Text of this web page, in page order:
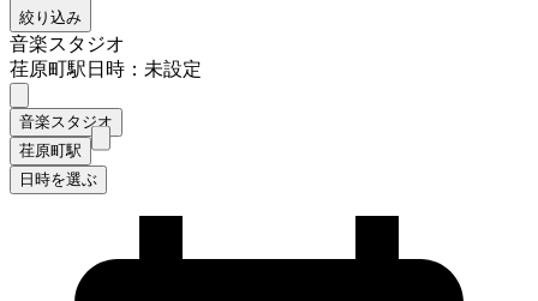
絞り込み
音楽スタジオ
荏原町駅日時：未設定
音楽スタジオ
荏原町駅
日時を選ぶ